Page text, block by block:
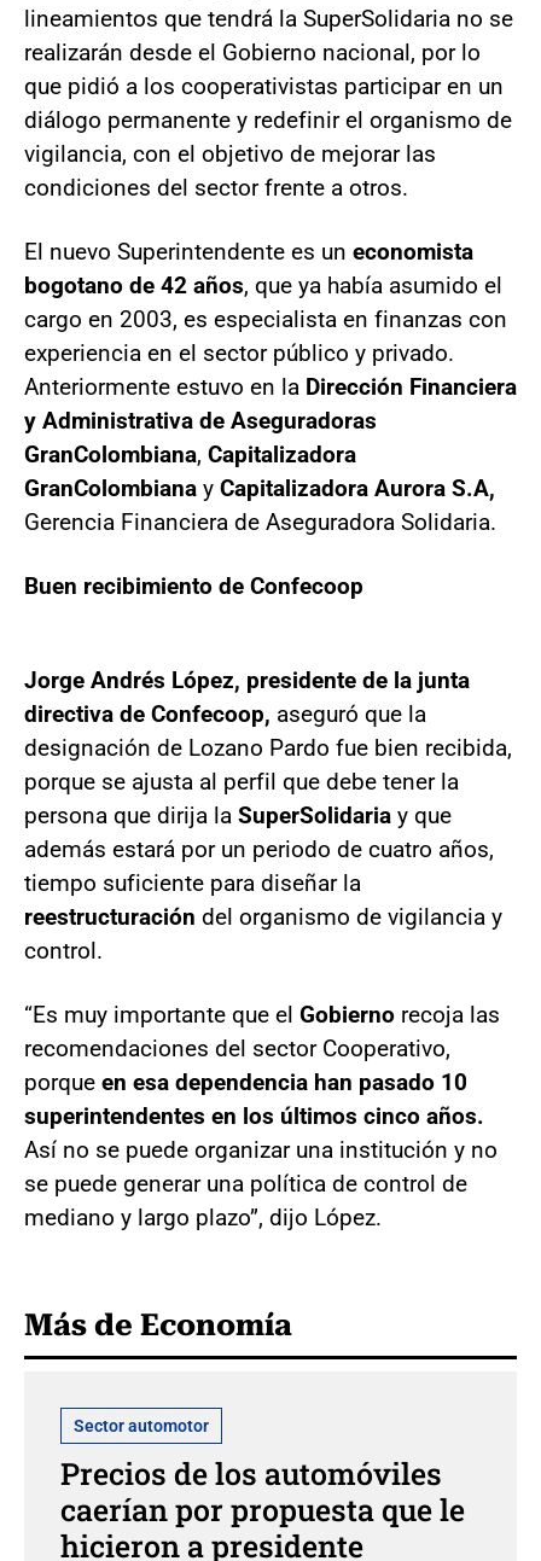
lineamientos que tendrá la SuperSolidaria no se
realizarán desde el Gobierno nacional, por lo
que pidió a los cooperativistas participar en un
diálogo permanente y redefinir el organismo de
vigilancia, con el objetivo de mejorar las
condiciones del sector frente a otros.
El nuevo Superintendente es un economista
bogotano de 42 años, que ya había asumido el
cargo en 2003, es especialista en finanzas con
experiencia en el sector público y privado.
Anteriormente estuvo en la Dirección Financiera
y Administrativa de Aseguradoras
GranColombiana, Capitalizadora
GranColombiana y Capitalizadora Aurora S.A,
Gerencia Financiera de Aseguradora Solidaria.
Buen recibimiento de Confecoop
Jorge Andrés López, presidente de la junta
directiva de Confecoop, aseguró que la
designación de Lozano Pardo fue bien recibida,
porque se ajusta al perfil que debe tener la
persona que dirija la SuperSolidaria y que
además estará por un periodo de cuatro años,
tiempo suficiente para diseñar la
reestructuración del organismo de vigilancia y
control.
“Es muy importante que el Gobierno recoja las
recomendaciones del sector Cooperativo,
porque en esa dependencia han pasado 10
superintendentes en los últimos cinco años.
Así no se puede organizar una institución y no
se puede generar una política de control de
mediano y largo plazo”, dijo López.
Más de Economía
Sector automotor
Precios de los automóviles
caerían por propuesta que le
hicieron a presidente